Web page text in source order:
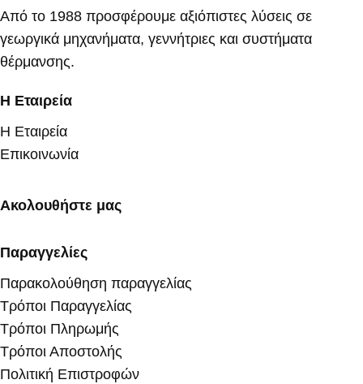
Από το 1988 προσφέρουμε αξιόπιστες λύσεις σε
γεωργικά μηχανήματα, γεννήτριες και συστήματα
θέρμανσης.
Η Εταιρεία
Η Εταιρεία
Επικοινωνία
Ακολουθήστε μας
Παραγγελίες
Παρακολούθηση παραγγελίας
Τρόποι Παραγγελίας
Τρόποι Πληρωμής
Τρόποι Αποστολής
Πολιτική Επιστροφών